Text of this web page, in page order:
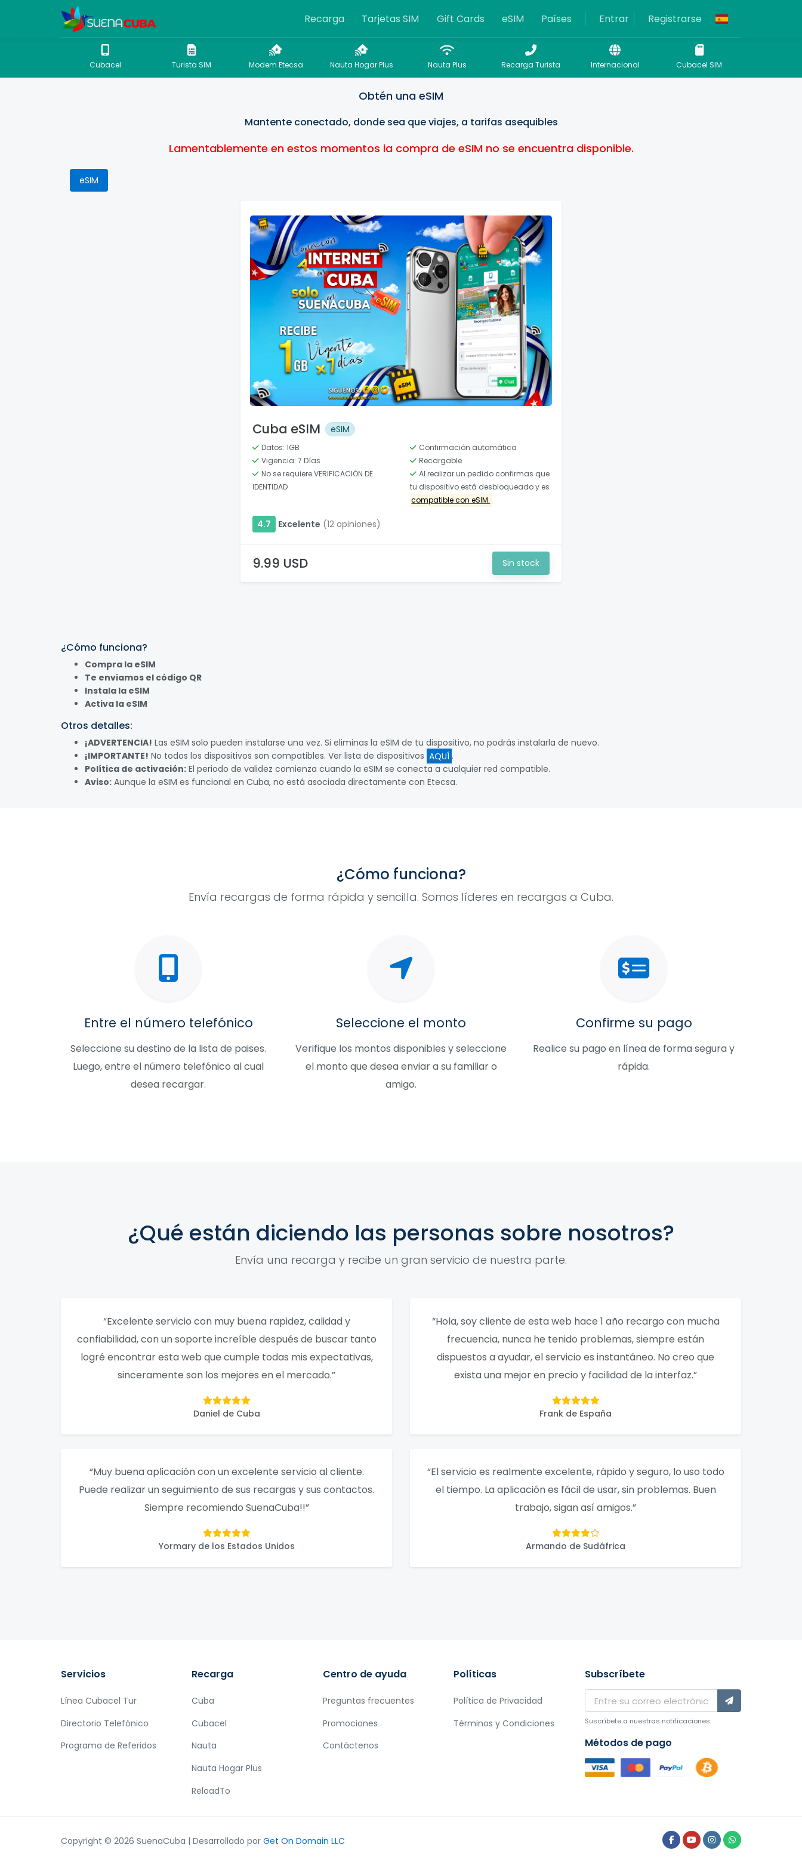
Recarga Tarjetas SIM Gift Cards eSIM Países Entrar Registrarse
Cubacel Turista SIM Modem Etecsa Nauta Hogar Plus Nauta Plus Recarga Turista Internacional Cubacel SIM
Obtén una eSIM
Mantente conectado, donde sea que viajes, a tarifas asequibles
Lamentablemente en estos momentos la compra de eSIM no se encuentra disponible.
eSIM
Cuba eSIM eSIM
Datos: 1GB
Confirmación automática
Vigencia: 7 Días
Recargable
No se requiere VERIFICACIÓN DE
IDENTIDAD
Al realizar un pedido confirmas que
tu dispositivo está desbloqueado y es
compatible con eSIM.
4.7 Excelente (12 opiniones)
9.99 USD Sin stock
¿Cómo funciona?
Compra la eSIM
Te enviamos el código QR
Instala la eSIM
Activa la eSIM
Otros detalles:
¡ADVERTENCIA! Las eSIM solo pueden instalarse una vez. Si eliminas la eSIM de tu dispositivo, no podrás instalarla de nuevo.
¡IMPORTANTE! No todos los dispositivos son compatibles. Ver lista de dispositivos AQUÍ .
Política de activación: El periodo de validez comienza cuando la eSIM se conecta a cualquier red compatible.
Aviso: Aunque la eSIM es funcional en Cuba, no está asociada directamente con Etecsa.
¿Cómo funciona?
Envía recargas de forma rápida y sencilla. Somos líderes en recargas a Cuba.
Entre el número telefónico
Seleccione su destino de la lista de paises.
Luego, entre el número telefónico al cual
desea recargar.
Seleccione el monto
Verifique los montos disponibles y seleccione
el monto que desea enviar a su familiar o
amigo.
Confirme su pago
Realice su pago en línea de forma segura y
rápida.
¿Qué están diciendo las personas sobre nosotros?
Envía una recarga y recibe un gran servicio de nuestra parte.
“Excelente servicio con muy buena rapidez, calidad y
confiabilidad, con un soporte increíble después de buscar tanto
logré encontrar esta web que cumple todas mis expectativas,
sinceramente son los mejores en el mercado.”
Daniel de Cuba
“Hola, soy cliente de esta web hace 1 año recargo con mucha
frecuencia, nunca he tenido problemas, siempre están
dispuestos a ayudar, el servicio es instantáneo. No creo que
exista una mejor en precio y facilidad de la interfaz.”
Frank de España
“Muy buena aplicación con un excelente servicio al cliente.
Puede realizar un seguimiento de sus recargas y sus contactos.
Siempre recomiendo SuenaCuba!!”
Yormary de los Estados Unidos
“El servicio es realmente excelente, rápido y seguro, lo uso todo
el tiempo. La aplicación es fácil de usar, sin problemas. Buen
trabajo, sigan así amigos.”
Armando de Sudáfrica
Servicios
Línea Cubacel Tur
Directorio Telefónico
Programa de Referidos
Recarga
Cuba
Cubacel
Nauta
Nauta Hogar Plus
ReloadTo
Centro de ayuda
Preguntas frecuentes
Promociones
Contáctenos
Políticas
Política de Privacidad
Términos y Condiciones
Subscríbete
Suscríbete a nuestras notificaciones.
Métodos de pago
Copyright © 2026 SuenaCuba | Desarrollado por Get On Domain LLC